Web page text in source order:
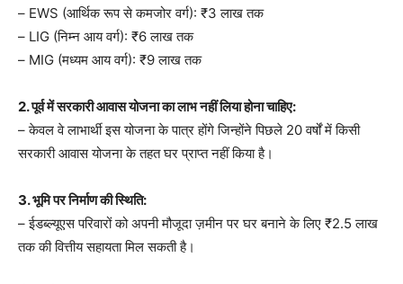
– EWS (आर्थिक रूप से कमजोर वर्ग): ₹3 लाख तक
– LIG (निम्न आय वर्ग): ₹6 लाख तक
– MIG (मध्यम आय वर्ग): ₹9 लाख तक
2. पूर्व में सरकारी आवास योजना का लाभ नहीं लिया होना चाहिए:
– केवल वे लाभार्थी इस योजना के पात्र होंगे जिन्होंने पिछले 20 वर्षों में किसी
सरकारी आवास योजना के तहत घर प्राप्त नहीं किया है।
3. भूमि पर निर्माण की स्थिति:
– ईडब्ल्यूएस परिवारों को अपनी मौजूदा ज़मीन पर घर बनाने के लिए ₹2.5 लाख
तक की वित्तीय सहायता मिल सकती है।